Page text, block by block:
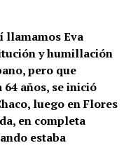
llamamos Eva
y humillación
pero que
años, se inició
luego en Flores
en completa
estaba